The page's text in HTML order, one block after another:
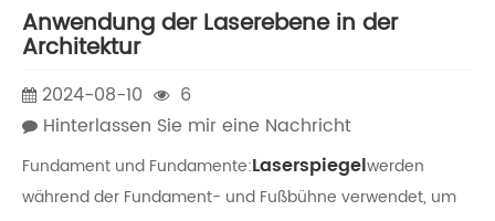
Anwendung der Laserebene in der
Architektur
2024-08-10
6
Hinterlassen Sie mir eine Nachricht
Fundament und Fundamente:Laserspiegelwerden
während der Fundament- und Fußbühne verwendet, um